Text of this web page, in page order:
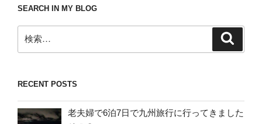
SEARCH IN MY BLOG
索:
RECENT POSTS
老夫婦で6泊7日で九州旅行に行ってきました